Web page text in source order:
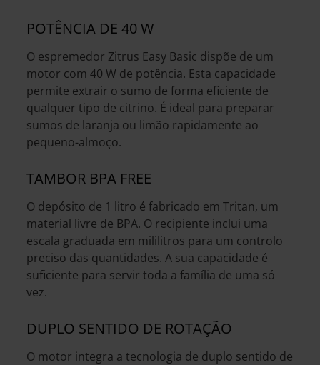
POTÊNCIA DE 40 W
O espremedor Zitrus Easy Basic dispõe de um
motor com 40 W de potência. Esta capacidade
permite extrair o sumo de forma eficiente de
qualquer tipo de citrino. É ideal para preparar
sumos de laranja ou limão rapidamente ao
pequeno-almoço.
TAMBOR BPA FREE
O depósito de 1 litro é fabricado em Tritan, um
material livre de BPA. O recipiente inclui uma
escala graduada em mililitros para um controlo
preciso das quantidades. A sua capacidade é
suficiente para servir toda a família de uma só
vez.
DUPLO SENTIDO DE ROTAÇÃO
O motor integra a tecnologia de duplo sentido de